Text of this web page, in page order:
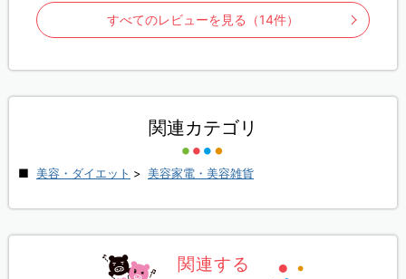
すべてのレビューを見る（14件）
関連カテゴリ
美容・ダイエット > 美容家電・美容雑貨
関連する